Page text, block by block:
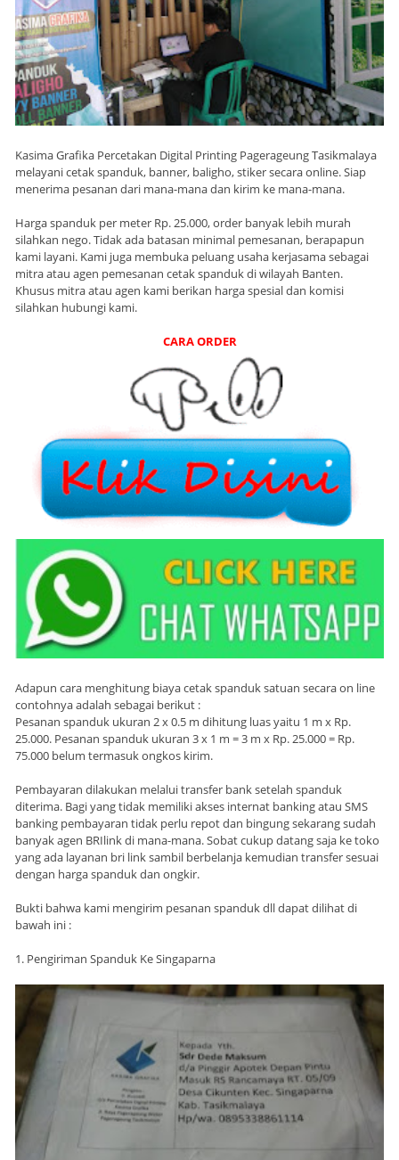
Kasima Grafika Percetakan Digital Printing Pagerageung Tasikmalaya
melayani cetak spanduk, banner, baligho, stiker secara online. Siap
menerima pesanan dari mana-mana dan kirim ke mana-mana.
Harga spanduk per meter Rp. 25.000, order banyak lebih murah
silahkan nego. Tidak ada batasan minimal pemesanan, berapapun
kami layani. Kami juga membuka peluang usaha kerjasama sebagai
mitra atau agen pemesanan cetak spanduk di wilayah Banten.
Khusus mitra atau agen kami berikan harga spesial dan komisi
silahkan hubungi kami.
CARA ORDER
Adapun cara menghitung biaya cetak spanduk satuan secara on line
contohnya adalah sebagai berikut :
Pesanan spanduk ukuran 2 x 0.5 m dihitung luas yaitu 1 m x Rp.
25.000. Pesanan spanduk ukuran 3 x 1 m = 3 m x Rp. 25.000 = Rp.
75.000 belum termasuk ongkos kirim.
Pembayaran dilakukan melalui transfer bank setelah spanduk
diterima. Bagi yang tidak memiliki akses internat banking atau SMS
banking pembayaran tidak perlu repot dan bingung sekarang sudah
banyak agen BRIlink di mana-mana. Sobat cukup datang saja ke toko
yang ada layanan bri link sambil berbelanja kemudian transfer sesuai
dengan harga spanduk dan ongkir.
Bukti bahwa kami mengirim pesanan spanduk dll dapat dilihat di
bawah ini :
1. Pengiriman Spanduk Ke Singaparna